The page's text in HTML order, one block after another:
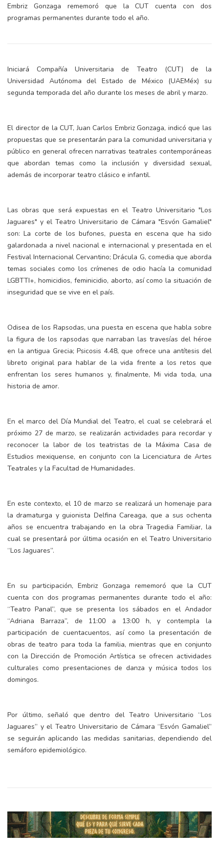
Embriz Gonzaga rememoró que la CUT cuenta con dos
programas permanentes durante todo el año.
Iniciará Compañía Universitaria de Teatro (CUT) de la
Universidad Autónoma del Estado de México (UAEMéx) su
segunda temporada del año durante los meses de abril y marzo.
El director de la CUT, Juan Carlos Embriz Gonzaga, indicó que las
propuestas que se presentarán para la comunidad universitaria y
público en general ofrecen narrativas teatrales contemporáneas
que abordan temas como la inclusión y diversidad sexual,
además de incorporar teatro clásico e infantil.
Las obras que será expuestas en el Teatro Universitario "Los
Jaguares" y el Teatro Universitario de Cámara "Esvón Gamaliel"
son: La corte de los bufones, puesta en escena que ha sido
galardonada a nivel nacional e internacional y presentada en el
Festival Internacional Cervantino; Drácula G, comedia que aborda
temas sociales como los crímenes de odio hacía la comunidad
LGBTTI+, homicidios, feminicidio, aborto, así como la situación de
inseguridad que se vive en el país.
Odisea de los Rapsodas, una puesta en escena que habla sobre
la figura de los rapsodas que narraban las travesías del héroe
en la antigua Grecia; Psicosis 4.48, que ofrece una antítesis del
libreto original para hablar de la vida frente a los retos que
enfrentan los seres humanos y, finalmente, Mi vida toda, una
historia de amor.
En el marco del Día Mundial del Teatro, el cual se celebrará el
próximo 27 de marzo, se realizarán actividades para recordar y
reconocer la labor de los teatristas de la Máxima Casa de
Estudios mexiquense, en conjunto con la Licenciatura de Artes
Teatrales y la Facultad de Humanidades.
En este contexto, el 10 de marzo se realizará un homenaje para
la dramaturga y guionista Delfina Careaga, que a sus ochenta
años se encuentra trabajando en la obra Tragedia Familiar, la
cual se presentará por última ocasión en el Teatro Universitario
“Los Jaguares”.
En su participación, Embriz Gonzaga rememoró que la CUT
cuenta con dos programas permanentes durante todo el año:
“Teatro Panal”, que se presenta los sábados en el Andador
“Adriana Barraza”, de 11:00 a 13:00 h, y contempla la
participación de cuentacuentos, así como la presentación de
obras de teatro para toda la familia, mientras que en conjunto
con la Dirección de Promoción Artística se ofrecen actividades
culturales como presentaciones de danza y música todos los
domingos.
Por último, señaló que dentro del Teatro Universitario “Los
Jaguares” y el Teatro Universitario de Cámara “Esvón Gamaliel”
se seguirán aplicando las medidas sanitarias, dependiendo del
semáforo epidemiológico.